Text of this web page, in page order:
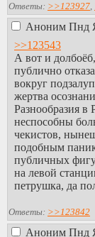
Ответы: >>123927,
Аноним Пнд
>>123543
А вот и
публично
вокруг
жертва
Разнообразия в
неспособны
чекистов,
подобным
публичных
на левой
петрушка, да
Ответы: >>123842
Аноним Пнд